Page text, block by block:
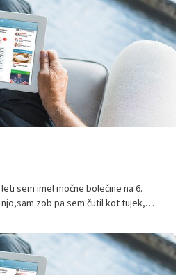
sem imel močne bolečine na 6.
zob pa sem čutil kot tujek,